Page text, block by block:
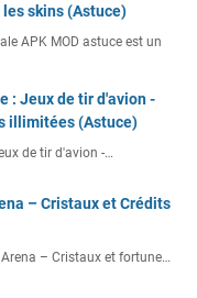
skins (Astuce)
APK MOD astuce est un
: Jeux de tir d'avion -
illimitées (Astuce)
de tir d'avion -…
– Cristaux et Crédits
– Cristaux et fortune…